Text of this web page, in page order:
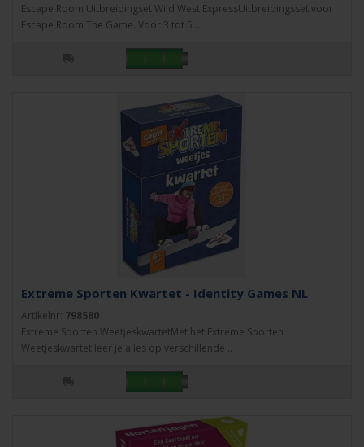
Escape Room Uitbreidingset Wild West ExpressUitbreidingsset voor
Escape Room The Game. Voor 3 tot 5 ..
Extreme Sporten Kwartet - Identity Games NL
Artikelnr: 798580
Extreme Sporten WeetjeskwartetMet het Extreme Sporten
Weetjeskwartet leer je alles op verschillende ..